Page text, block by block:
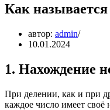
Как
автор: admin
10.01.2024
1. Нахождение
При делении, как и при
каждое число имеет своё